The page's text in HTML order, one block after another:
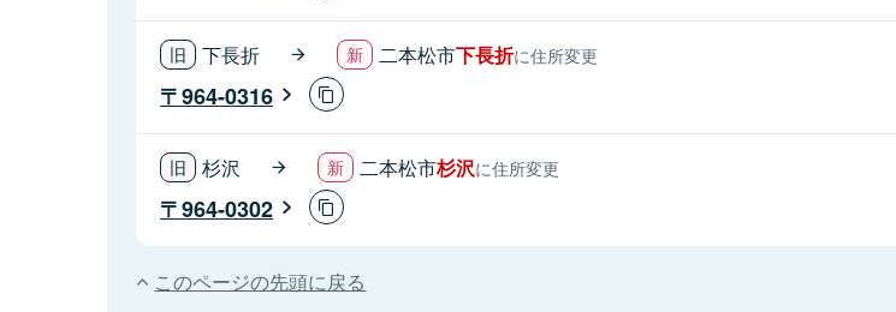
下長折 二本松市下長折に住所変更
964-0316
杉沢 二本松市杉沢に住所変更
964-0302
このページの先頭に戻る